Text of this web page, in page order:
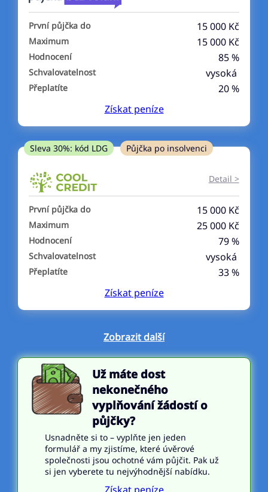
ano
ne
Po insolvenci
ano
V hotovosti
ano
První půjčka do 15 000 Kč
Maximum 15 000 Kč
Hodnocení 85 %
Schvalovatelnost vysoká
Přeplatíte
20 %
Získatpeníze
Sleva 30%: kód LDG Půjčka po insolvenci
Detail >
První půjčka do 15 000 Kč
Maximum 25 000 Kč
Hodnocení 79 %
Schvalovatelnost vysoká
Přeplatíte
33 %
Získatpeníze
Zobrazit další
Už máte dost
nekonečného
vyplňování žádostí o
půjčky?
Usnadněte si to – vyplňte jen jeden
formulář a my zjistíme, které úvěrové
společnosti jsou ochotné vám půjčit. Pak už
si jen vyberete tu nejvýhodnější nabídku.